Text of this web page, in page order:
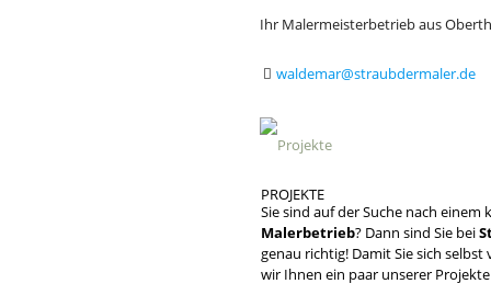
Ihr Malermeisterbetrieb aus
waldemar@straubdermaler.de
PROJEKTE
Sie sind auf der Suche nach
Malerbetrieb? Dann sind Sie bei
genau richtig! Damit Sie sich
wir Ihnen ein paar unserer